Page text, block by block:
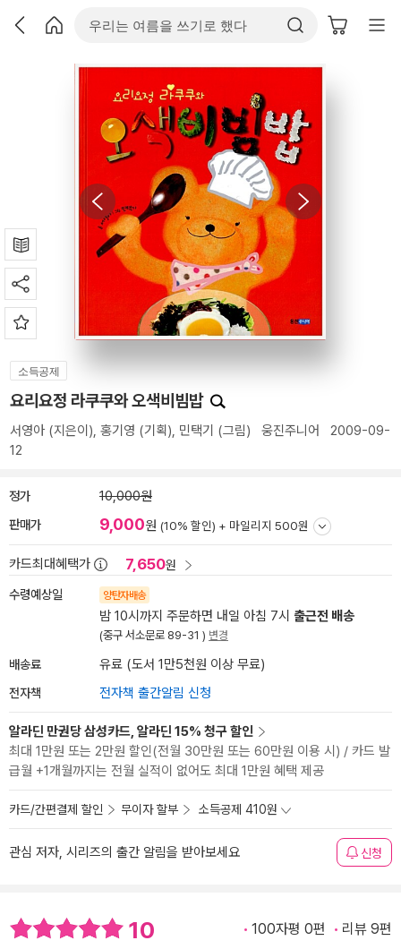
소득공제
요리요정 라쿠쿠와 오색비빔밥
서영아 (지은이), 홍기영 (기획), 민택기 (그림) 웅진주니어
2009-09-
12
정가 10,000원
판매가 9,000원 (10% 할인) + 마일리지 500원
카드최대혜택가 7,650원
수령예상일 양탄자배송
밤 10시까지 주문하면 내일 아침 7시 출근전 배송
(중구 서소문로 89-31 ) 변경
배송료 유료 (도서 1만5천원 이상 무료)
전자책 전자책 출간알림 신청
알라딘 만권당 삼성카드, 알라딘 15% 청구 할인
최대 1만원 또는 2만원 할인(전월 30만원 또는 60만원 이용 시) / 카드 발
급월 +1개월까지는 전월 실적이 없어도 최대 1만원 혜택 제공
카드/간편결제 할인 무이자 할부 소득공제 410원
관심 저자, 시리즈의 출간 알림을 받아보세요 신청
10 100자평 0편 리뷰 9편